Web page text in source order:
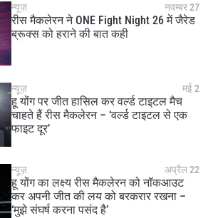
न्यूज़ नवम्बर 27
रीस मैकलेरन ने ONE Fight Night 26 में जैरेड
ब्रूक्स को हराने की बात कही
न्यूज़ मई 2
हू योंग पर जीत हासिल कर वर्ल्ड टाइटल मैच
चाहते हैं रीस मैकलेरन – ‘वर्ल्ड टाइटल से एक
फाइट दूर’
न्यूज़ अप्रैल 22
हू योंग का लक्ष्य रीस मैकलेरन को नॉकआउट
कर अपनी जीत की लय को बरकरार रखना –
‘मुझे संघर्ष करना पसंद है’